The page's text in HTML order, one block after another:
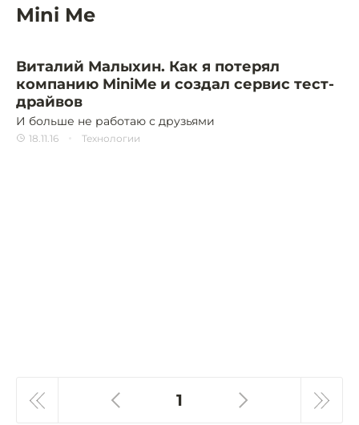
Mini Me
Виталий Малыхин. Как я потерял
компанию MiniMe и создал сервис тест-
драйвов
И больше не работаю с друзьями
18.11.16 Технологии
1